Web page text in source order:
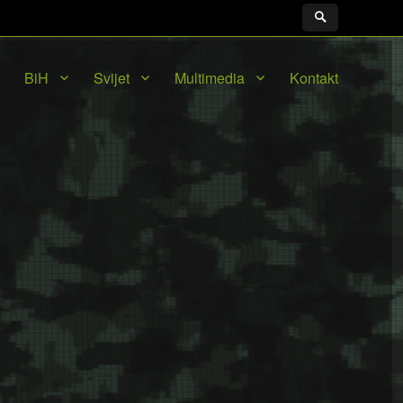
BiH Svijet Multimedia Kontakt